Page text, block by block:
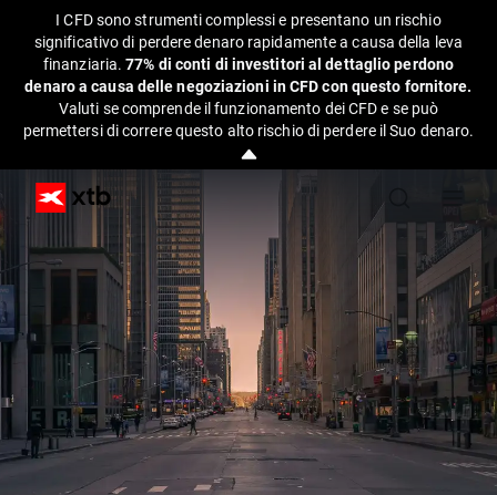
I CFD sono strumenti complessi e presentano un rischio
significativo di perdere denaro rapidamente a causa della leva
finanziaria.77% di conti di investitori al dettaglio perdono
denaro a causa delle negoziazioni in CFD con questo fornitore.
Valuti se comprende il funzionamento dei CFD e se può
permettersi di correre questo alto rischio di perdere il Suo denaro.